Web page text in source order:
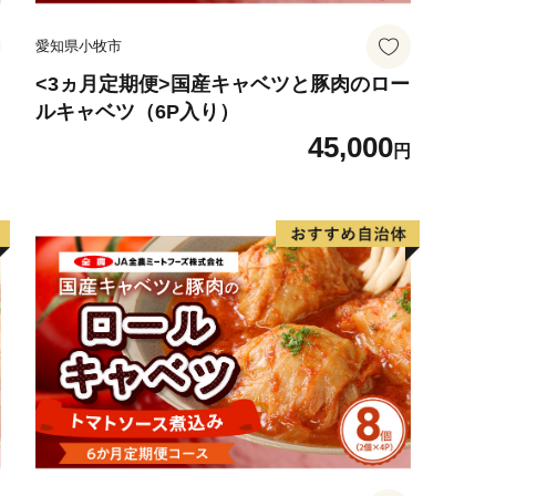
愛知県小牧市
<3ヵ月定期便>国産キャベツと豚肉のロー
ルキャベツ（6P入り）
45,000円